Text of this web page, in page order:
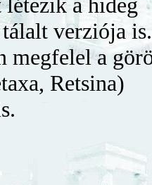
verziója is.
megfelel a
Retsina)